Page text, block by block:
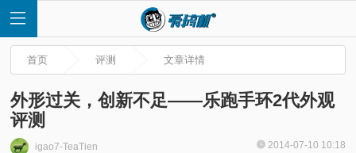
首
首页 评测 文章详情
外形过关，创新不足——乐跑手环2代外观
评测
igao7-TeaTien 2014-07-10 10:18